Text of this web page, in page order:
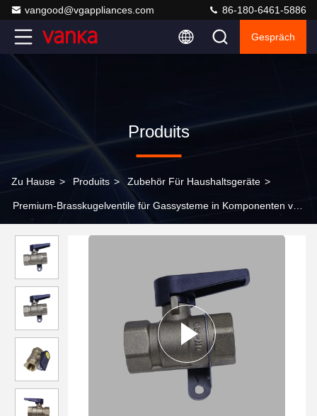
vangood@vgappliances.com 86-180-6461-5886
Gespräch
Produits
Zu Hause > Produits > Zubehör Für Haushaltsgeräte >
Premium-Brasskugelventile für Gassysteme in Komponenten von